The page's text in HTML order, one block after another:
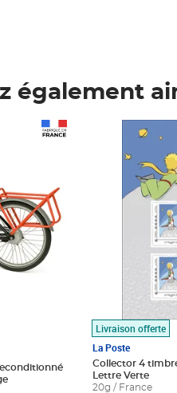
également
Livraison offerte
La Poste
Collector 4
Lettre Verte
20g / France
Prix 7,50€